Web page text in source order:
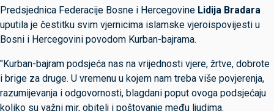
Predsjednica Federacije Bosne i Hercegovine Lidija Bradara
uputila je čestitku svim vjernicima islamske vjeroispovijesti u
Bosni i Hercegovini povodom Kurban-bajrama.
"Kurban-bajram podsjeća nas na vrijednosti vjere, žrtve, dobrote
i brige za druge. U vremenu u kojem nam treba više povjerenja,
razumijevanja i odgovornosti, blagdani poput ovoga podsjećaju
koliko su važni mir, obitelj i poštovanje među ljudima.